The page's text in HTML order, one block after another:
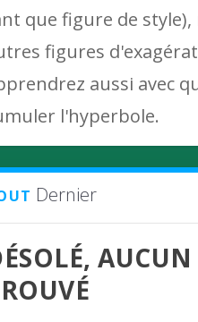
que figure de style),
figures
aussi avec
l'hyperbole.
Dernier
AUCUN